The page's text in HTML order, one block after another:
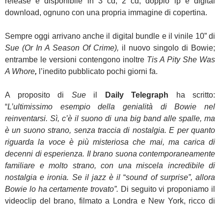
download, ognuno con una propria immagine di copertina.
Sempre oggi arrivano anche il digital bundle e il vinile 10” di
Sue (Or In A Season Of Crime), il nuovo singolo di Bowie;
entrambe le versioni contengono inoltre Tis A Pity She Was
A Whore, l’inedito pubblicato pochi giorni fa.
A proposito di Sueil Daily Telegraph
ha scritto:
“L’ultimissimo esempio della genialità di Bowie nel
reinventarsi. Sì, c’è il suono di una big band alle spalle, ma
è un suono strano, senza traccia di nostalgia. E per quanto
riguarda la voce è più misteriosa che mai, ma carica di
decenni di esperienza. Il brano suona contemporaneamente
familiare e molto strano, con una miscela incredibile di
nostalgia e ironia. Se il jazz è il “sound of surprise”, allora
Bowie lo ha certamente trovato”. Di seguito vi proponiamo il
videoclip del brano, filmato a Londra e New York, ricco di